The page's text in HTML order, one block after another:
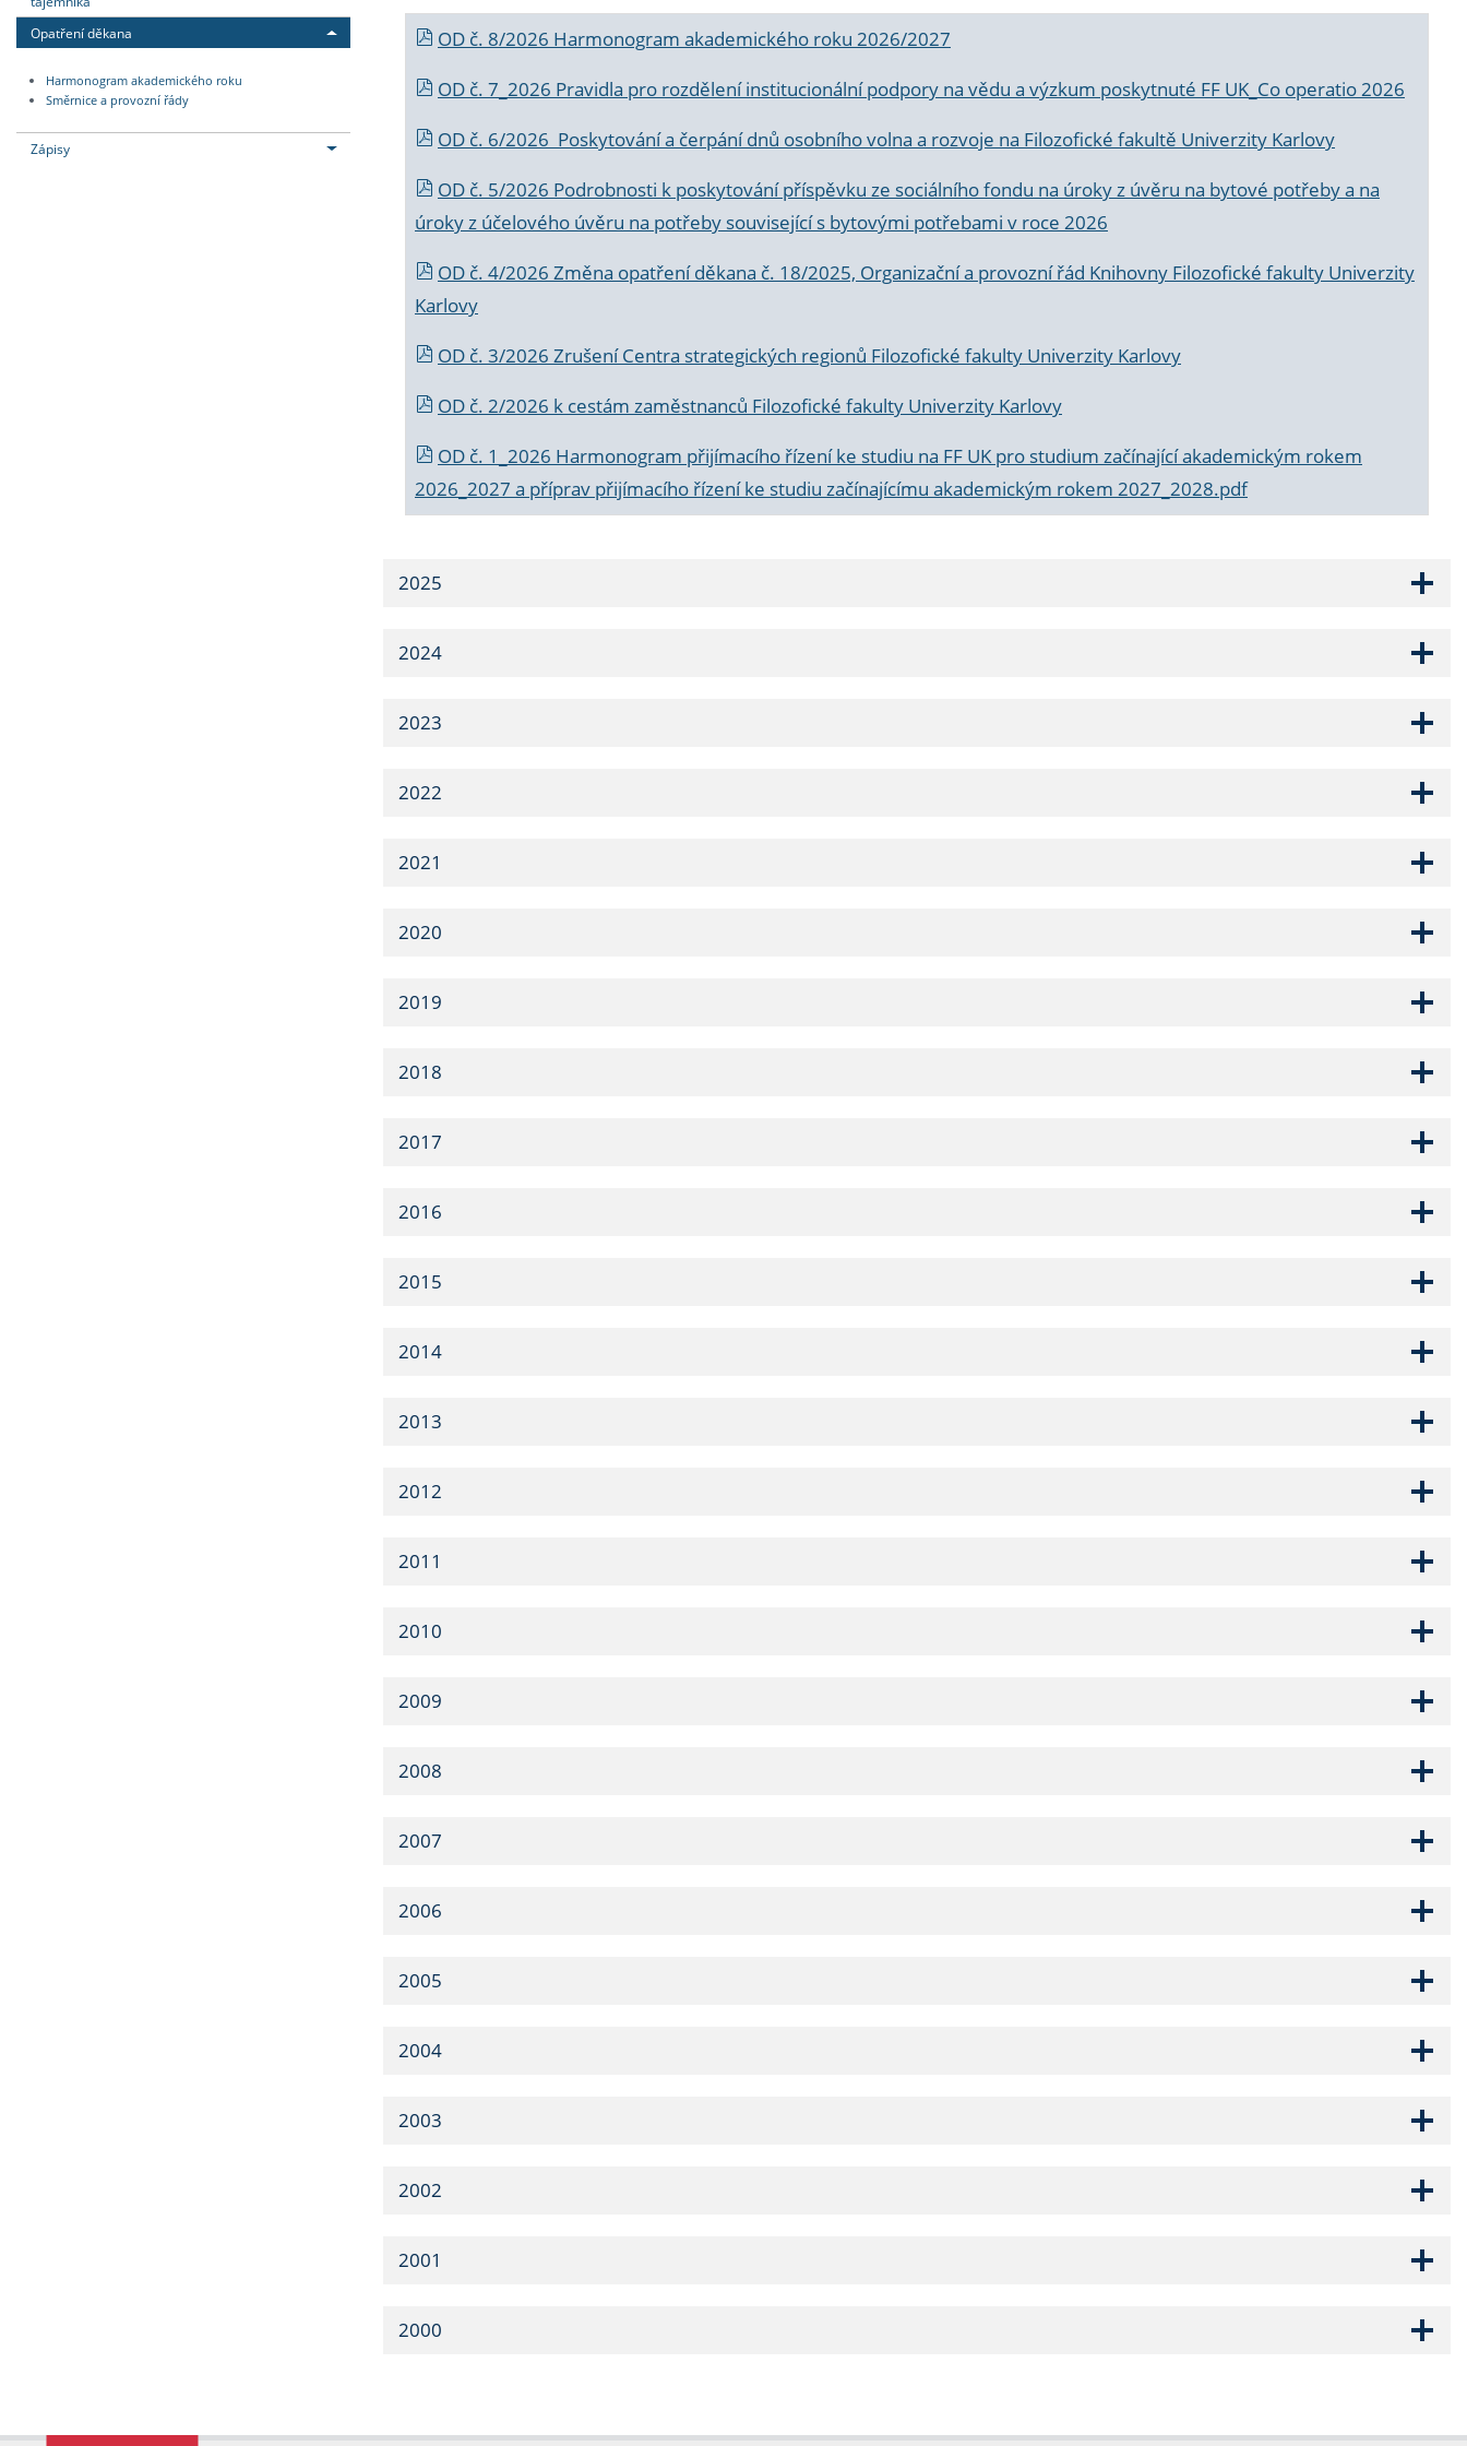
Opatření děkana
Harmonogram akademického roku
Směrnice a provozní řády
Zápisy
OD č. 8/2026 Harmonogram akademického roku 2026/2027
OD č. 7_2026 Pravidla pro rozdělení institucionální podpory na vědu a výzkum poskytnuté FF UK_Co operatio 2026
OD č. 6/2026 Poskytování a čerpání dnů osobního volna a rozvoje na Filozofické fakultě Univerzity Karlovy
OD č. 5/2026 Podrobnosti k poskytování příspěvku ze sociálního fondu na úroky z úvěru na bytové potřeby a na
úroky z účelového úvěru na potřeby související s bytovými potřebami v roce 2026
OD č. 4/2026 Změna opatření děkana č. 18/2025, Organizační a provozní řád Knihovny Filozofické fakulty Univerzity
Karlovy
OD č. 3/2026 Zrušení Centra strategických regionů Filozofické fakulty Univerzity Karlovy
OD č. 2/2026 k cestám zaměstnanců Filozofické fakulty Univerzity Karlovy
OD č. 1_2026 Harmonogram přijímacího řízení ke studiu na FF UK pro studium začínající akademickým rokem
2026_2027 a příprav přijímacího řízení ke studiu začínajícímu akademickým rokem 2027_2028.pdf
2025
2024
2023
2022
2021
2020
2019
2018
2017
2016
2015
2014
2013
2012
2011
2010
2009
2008
2007
2006
2005
2004
2003
2002
2001
2000